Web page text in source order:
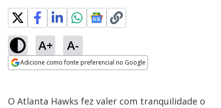
A+ A-
Adicione como fonte preferencial no Google
O Atlanta Hawks fez valer com tranquilidade o